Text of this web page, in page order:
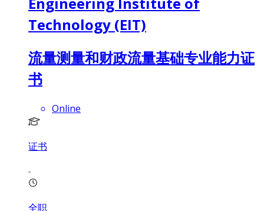
Technology (EIT)
流量测量和财政流量基础专业能力证
书
Online
证书
全职